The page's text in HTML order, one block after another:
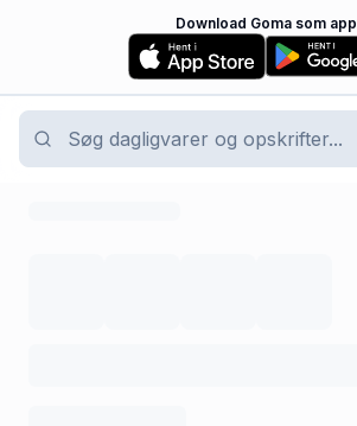
Download Goma som app